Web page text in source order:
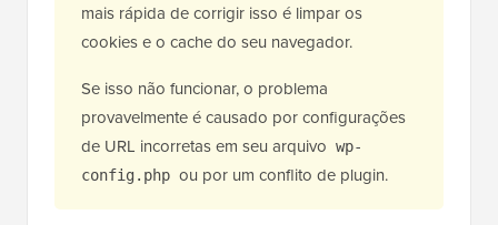
mais rápida de corrigir isso é limpar os
cookies e o cache do seu navegador.
Se isso não funcionar, o problema
provavelmente é causado por configurações
de URL incorretas em seu arquivo wp-
config.php ou por um conflito de plugin.